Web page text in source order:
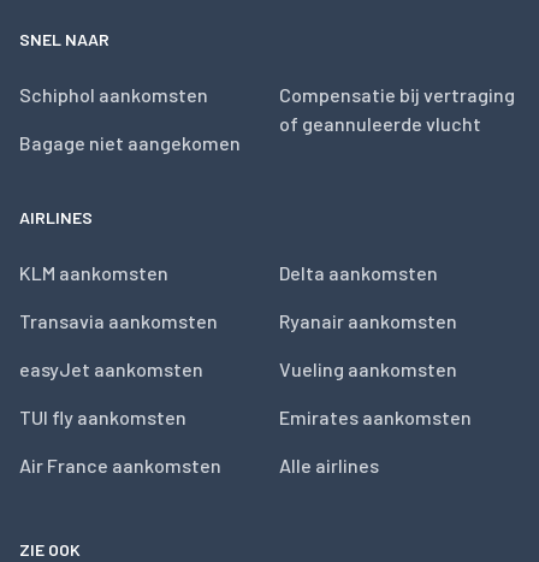
SNEL NAAR
Schiphol aankomsten
Bagage niet aangekomen
Compensatie bij vertraging
of geannuleerde vlucht
AIRLINES
KLM aankomsten
Transavia aankomsten
easyJet aankomsten
TUI fly aankomsten
Air France aankomsten
Delta aankomsten
Ryanair aankomsten
Vueling aankomsten
Emirates aankomsten
Alle airlines
ZIE OOK